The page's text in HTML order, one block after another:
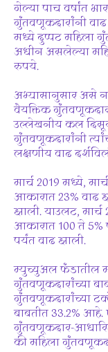
गेल्या पाच वर्षांत
गुंतवणूकदारांनी
मध्ये दुप्पट महिला
अधीन असलेल्या
रुपये.
अभ्यासानुसार असे
वैयक्तिक
उल्लेखनीय कल
गुंतवणूकदारांनी
लक्षणीय वाढ
मार्च 2019 मध्ये,
आकारात 23% वाढ
झाली. याउलट,
आकारात 100 ते 5%
पर्यंत वाढ झाली.
म्युच्युअल फंडातील
गुंतवणूकदारांच्या
गुंतवणूकदारांच्या
बाबतीत 33.2%
गुंतवणूकदार-आधारित
की महिला